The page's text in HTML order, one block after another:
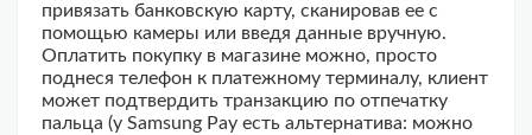
привязать банковскую карту, сканировав ее с
помощью камеры или введя данные вручную.
Оплатить покупку в магазине можно, просто
поднеся телефон к платежному терминалу, клиент
может подтвердить транзакцию по отпечатку
пальца (у Samsung Pay есть альтернатива: можно